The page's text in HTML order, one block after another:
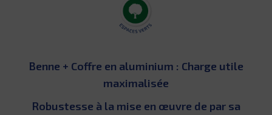
Benne + Coffre en aluminium : Charge utile
maximalisée
Robustesse à la mise en œuvre de par sa